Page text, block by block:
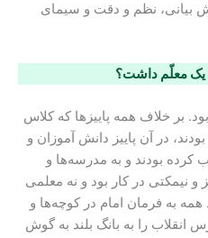
بیانی، نظم و دقت و سیمای
– زیرا نیمه‌ های پاییز سال ۱۳۵۷ بود. بر خلاف همه‌ پاییزها که کلاس
در آن پاییز دانش ‌آموزان و
کرده بودند و به مدرسه‌ها و
و نیمکتی در کار بود و نه معلمی
به فرمان امام در کوچه‌ها و
انقلاب را به بانگ بلند به گوش